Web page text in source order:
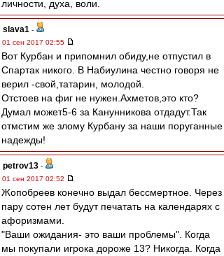
личности, духа, воли.
slava1 -
01 сен 2017 02:55
Вот Курбан и припомнил обиду,не отпустил в
Спартак никого. В Набиулина честно говоря не
верил -свой,татарин, молодой.
Отстоев на фиг не нужен.Ахметов,это кто?
Думал может5-6 за Канунникова отдадут.Так
отмстим же злому Курбану за наши поруганные
надежды!
petrov13 -
01 сен 2017 02:52
Жопобреев конечно выдал бессмертное. Через
пару сотен лет будут печатать на календарях с
афоризмами.
"Ваши ожидания- это ваши проблемы". Когда
мы покупали игрока дороже 13? Никогда. Когда